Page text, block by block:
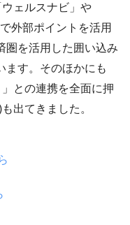
ェルスナビ」や
外部ポイントを活用
圏を活用した囲い込み
ます。そのほかにも
との連携を全面に押
出てきました。